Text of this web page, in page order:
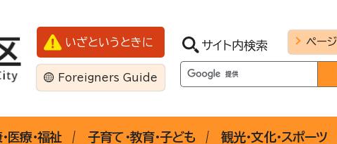
いざというときに
Foreigners Guide
サイト内検索 ペー
医療・福祉 子育て・教育・子ども 観光・文化・スポーツ